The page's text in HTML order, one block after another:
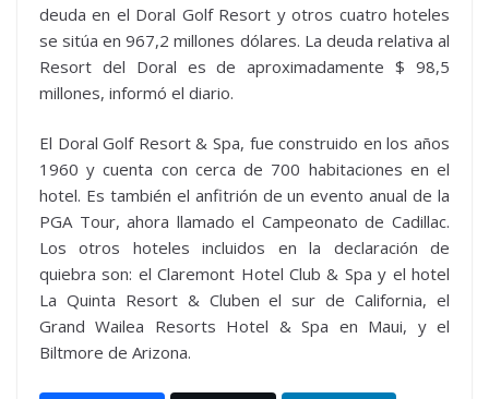
deuda en el Doral Golf Resort y otros cuatro hoteles
se sitúa en 967,2 millones dólares. La deuda relativa al
Resort del Doral es de aproximadamente $ 98,5
millones, informó el diario.
El Doral Golf Resort & Spa, fue construido en los años
1960 y cuenta con cerca de 700 habitaciones en el
hotel. Es también el anfitrión de un evento anual de la
PGA Tour, ahora llamado el Campeonato de Cadillac.
Los otros hoteles incluidos en la declaración de
quiebra son: el Claremont Hotel Club & Spa y el hotel
La Quinta Resort & Cluben el sur de California, el
Grand Wailea Resorts Hotel & Spa en Maui, y el
Biltmore de Arizona.